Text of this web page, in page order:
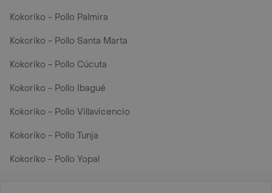
Kokoriko - Pollo Palmira
Kokoriko - Pollo Santa Marta
Kokoriko - Pollo Cúcuta
Kokoriko - Pollo Ibagué
Kokoriko - Pollo Villavicencio
Kokoriko - Pollo Tunja
Kokoriko - Pollo Yopal